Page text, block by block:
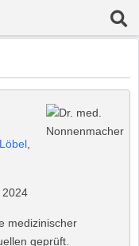
,
2024
medizinischer
geprüft.